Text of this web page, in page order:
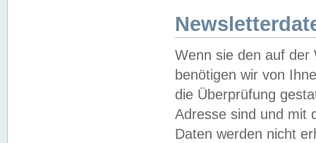
Wenn sie den auf der
benötigen wir von
die Überprüfung
Adresse sind und mit
Daten werden nicht